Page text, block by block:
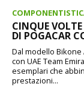
CINQUE
DI POGACAR
Dal modello
con UAE Team
esemplari che
prestazioni...